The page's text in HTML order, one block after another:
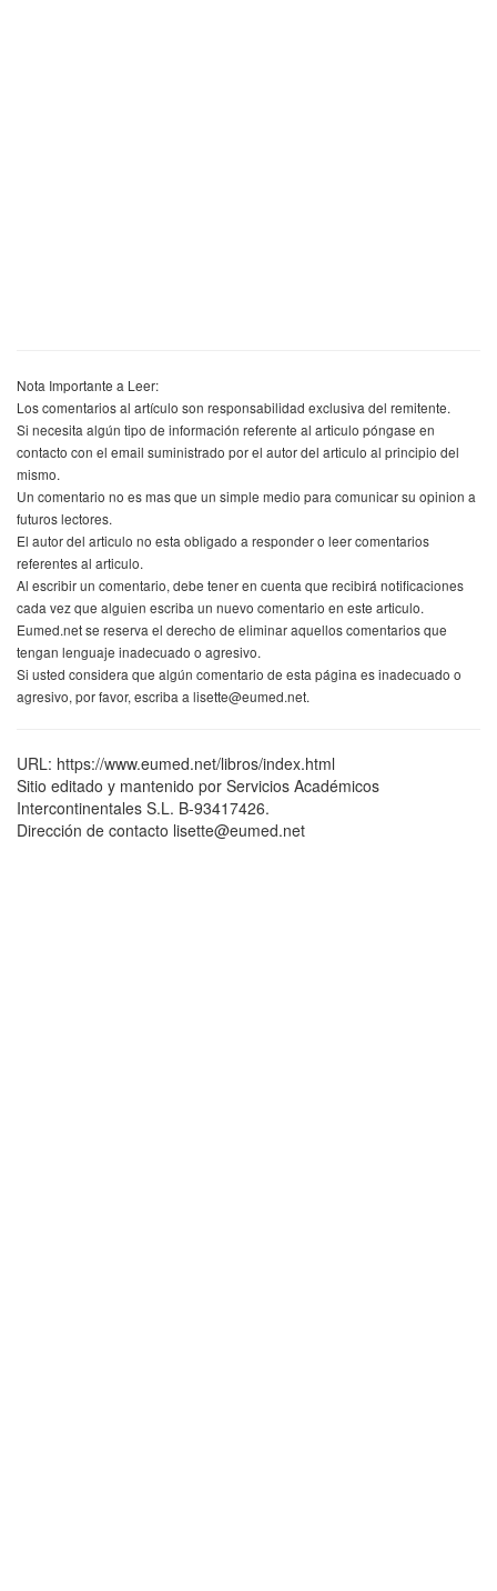
Nota Importante a Leer:
Los comentarios al artículo son responsabilidad exclusiva del remitente.
Si necesita algún tipo de información referente al articulo póngase en
contacto con el email suministrado por el autor del articulo al principio del
mismo.
Un comentario no es mas que un simple medio para comunicar su opinion a
futuros lectores.
El autor del articulo no esta obligado a responder o leer comentarios
referentes al articulo.
Al escribir un comentario, debe tener en cuenta que recibirá notificaciones
cada vez que alguien escriba un nuevo comentario en este articulo.
Eumed.net se reserva el derecho de eliminar aquellos comentarios que
tengan lenguaje inadecuado o agresivo.
Si usted considera que algún comentario de esta página es inadecuado o
agresivo, por favor, escriba a lisette@eumed.net.
URL: https://www.eumed.net/libros/index.html
Sitio editado y mantenido por Servicios Académicos
Intercontinentales S.L. B-93417426.
Dirección de contacto lisette@eumed.net